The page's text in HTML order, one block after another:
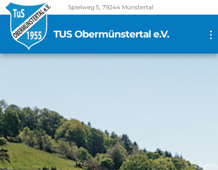
Spielweg 5, 79244 Münstertal
TUS Obermünstertal e.V. ...